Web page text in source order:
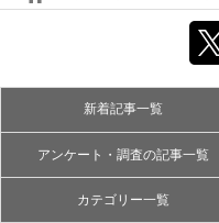
新着記事一覧
アンケート・調査の記事一覧
カテゴリー一覧